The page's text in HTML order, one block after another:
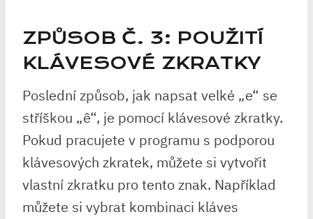
ZPŮSOB Č. 3: POUŽITÍ
KLÁVESOVÉ ZKRATKY
Poslední způsob, jak napsat velké „e“ se
stříškou „ê“, je pomocí klávesové zkratky.
Pokud pracujete v programu s podporou
klávesových zkratek, můžete si vytvořit
vlastní zkratku pro tento znak. Například
můžete si vybrat kombinaci kláves